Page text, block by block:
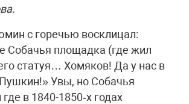
с горечью восклицал:
Собачья площадка (где жил
статуя… Хомяков! Да у нас в
Увы, но Собачья
в 1840-1850‑х годах